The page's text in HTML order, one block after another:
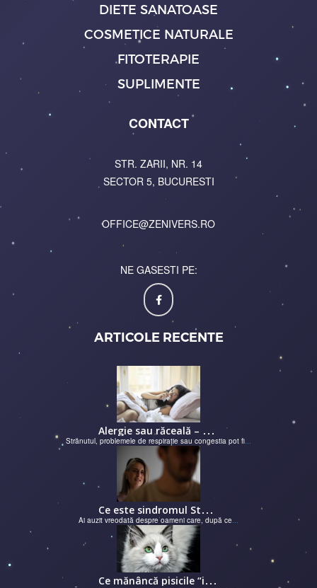
DIETE SANATOASE
COSMETICE NATURALE
FITOTERAPIE
SUPLIMENTE
CONTACT
STR. ZARII, NR. 14
SECTOR 5, BUCURESTI
OFFICE@ZENIVERS.RO
NE GASESTI PE:
ARTICOLE RECENTE
A
lergie sau răceală – cum îţi dai seama de ce suferi și de ce conteaz...
Strănutul, problemele de respirație sau congestia pot fi
C
e este sindromul Stockholm și de ce victimele își apără agresorii.
Ai auzit vreodată despre oameni care, după ce
C
e mănâncă pisicile “influencer” pe Instagram? Hrana lor virală